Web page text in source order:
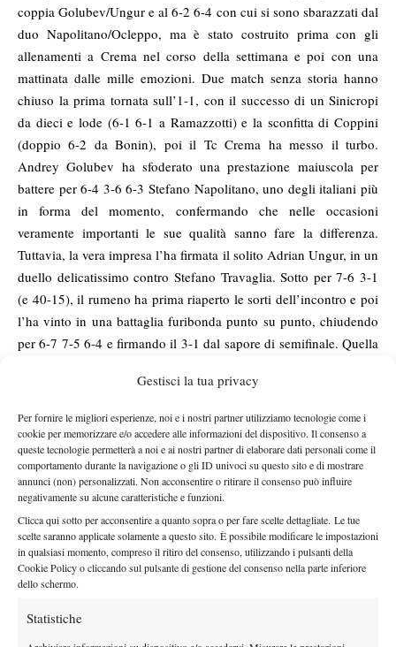
Gestisci la tua privacy
Per fornire le migliori esperienze, noi e i nostri partner utilizziamo tecnologie come i
cookie per memorizzare e/o accedere alle informazioni del dispositivo. Il consenso a
queste tecnologie permetterà a noi e ai nostri partner di elaborare dati personali come il
comportamento durante la navigazione o gli ID univoci su questo sito e di mostrare
annunci (non) personalizzati. Non acconsentire o ritirare il consenso può influire
negativamente su alcune caratteristiche e funzioni.
Clicca qui sotto per acconsentire a quanto sopra o per fare scelte dettagliate. Le tue
scelte saranno applicate solamente a questo sito. È possibile modificare le impostazioni
in qualsiasi momento, compreso il ritiro del consenso, utilizzando i pulsanti della
Cookie Policy o cliccando sul pulsante di gestione del consenso nella parte inferiore
dello schermo.
Statistiche
coppia Golubev/Ungur e al 6-2 6-4 con cui si sono sbarazzati dal
duo Napolitano/Ocleppo, ma è stato costruito prima con gli
allenamenti a Crema nel corso della settimana e poi con una
mattinata dalle mille emozioni. Due match senza storia hanno
chiuso la prima tornata sull’1-1, con il successo di un Sinicropi
da dieci e lode (6-1 6-1 a Ramazzotti) e la sconfitta di Coppini
(doppio 6-2 da Bonin), poi il Tc Crema ha messo il turbo.
Andrey Golubev ha sfoderato una prestazione maiuscola per
battere per 6-4 3-6 6-3 Stefano Napolitano, uno degli italiani più
in forma del momento, confermando che nelle occasioni
veramente importanti le sue qualità sanno fare la differenza.
Tuttavia, la vera impresa l’ha firmata il solito Adrian Ungur, in un
duello delicatissimo contro Stefano Travaglia. Sotto per 7-6 3-1
(e 40-15), il rumeno ha prima riaperto le sorti dell’incontro e poi
l’ha vinto in una battaglia furibonda punto su punto, chiudendo
per 6-7 7-5 6-4 e firmando il 3-1 dal sapore di semifinale. Quella
“Siamo al settimo cielo – racconta il capitano Armando Zanotti -,
onorati del risultato raggiunto ma anche dell’impegno e della
dedizione che ci hanno messo i ragazzi. La forza del gruppo ha
saputo darci quella motivazione in più che ci ha condotto al
successo. Era il nostro obiettivo a inizio campionato, poi ci siamo
un po’ complicati la vita, ma col senno di poi le difficoltà hanno
reso il risultato ancor più gustoso”. Il campionato dei cremaschi,
dunque, continua per almeno altre due settimane, con le sfide di
semifinale. Domenica 27 il match d’andata, domenica 4
dicembre quello di ritorno. Il nome dell’avversaria, dalla quale
dipenderà anche l’ordine delle due sfide, verrà sorteggiato